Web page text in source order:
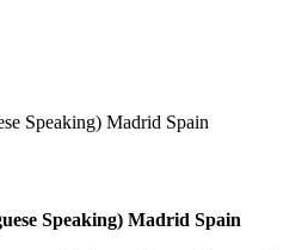
Speaking) Madrid Spain
Speaking) Madrid Spain